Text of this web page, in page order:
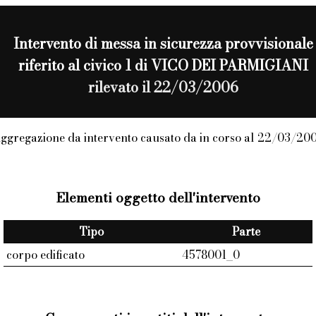
Intervento dimessa in sicurezza provvisionale
riferito al civico 1 di VICO DEI PARMIGIANI
rilevato il 22/03/2006
da intervento causato da in corso al 22/03/
Elementi oggetto dell'intervento
Tipo
Parte
corpo edificato
4578001_0